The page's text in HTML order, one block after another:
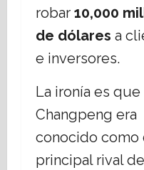
robar 10,000
de dólares a
e inversores.
La ironía es que
Changpeng era
conocido como
principal rival de